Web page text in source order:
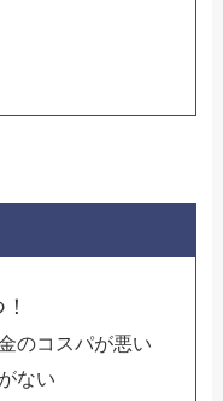
のコスパが悪い
ない